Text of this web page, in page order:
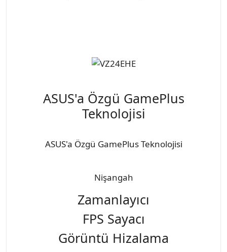
ASUS'a Özgü GamePlus
Teknolojisi
ASUS'a Özgü GamePlus Teknolojisi
Nişangah
Zamanlayıcı
FPS Sayacı
Görüntü Hizalama